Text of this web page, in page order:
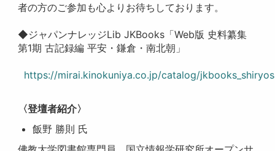
者の方のご参加も心よりお待ちしております。
◆ジャパンナレッジLib JKBooks「Web版 史料纂集
第1期 古記録編 平安・鎌倉・南北朝」
https://mirai.kinokuniya.co.jp/catalog/
〈登壇者紹介〉
飯野 勝則 氏